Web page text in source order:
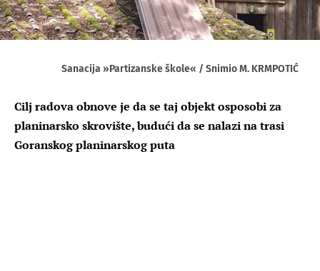
Sanacija »Partizanske škole« / Snimio M. KRMPOTIĆ
Cilj radova obnove je da se taj objekt osposobi za
planinarsko skrovište, budući da se nalazi na trasi
Goranskog planinarskog puta